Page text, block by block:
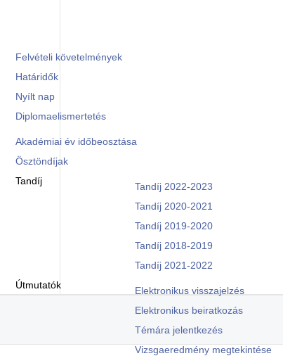
Felvételi követelmények
Határidők
Nyílt nap
Diplomaelismertetés
Akadémiai év időbeosztása
Ösztöndíjak
Tandíj
Tandíj 2022-2023
Tandíj 2020-2021
Tandíj 2019-2020
Tandíj 2018-2019
Tandíj 2021-2022
Útmutatók
Elektronikus visszajelzés
Elektronikus beiratkozás
Témára jelentkezés
Vizsgaeredmény megtekintése
Témavezető: doc. Nagy Péter, PhD.
A disszertáció címe: Önszabályozó tanulás